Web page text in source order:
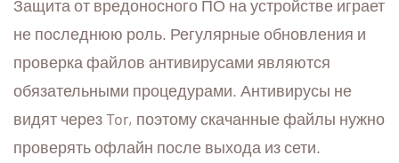
Защита от вредоносного ПО на устройстве играет
не последнюю роль. Регулярные обновления и
проверка файлов антивирусами являются
обязательными процедурами. Антивирусы не
видят через Tor, поэтому скачанные файлы нужно
проверять офлайн после выхода из сети.